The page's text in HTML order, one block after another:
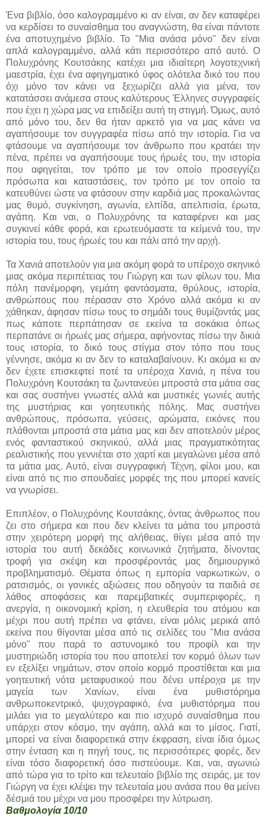
Ένα βιβλίο, όσο καλογραμμένο κι αν είναι, αν δεν καταφέρει
να κερδίσει το συναίσθημα του αναγνώστη, θα είναι πάντοτε
ένα αποτυχημένο βιβλίο. Το "Μια ανάσα μόνο" δεν είναι
απλά καλογραμμένο, αλλά κάτι περισσότερο από αυτό. Ο
Πολυχρόνης Κουτσάκης κατέχει μια ιδιαίτερη λογοτεχνική
μαεστρία, έχει ένα αφηγηματικό ύφος ολότελα δικό του που
όχι μόνο τον κάνει να ξεχωρίζει αλλά για μένα, τον
κατατάσσει ανάμεσα στους καλύτερους Έλληνες συγγραφείς
που έχει η χώρα μας να επιδείξει αυτή τη στιγμή. Όμως, αυτό
από μόνο του, δεν θα ήταν αρκετό για να μας κάνει να
αγαπήσουμε τον συγγραφέα πίσω από την ιστορία. Για να
φτάσουμε να αγαπήσουμε τον άνθρωπο που κρατάει την
πένα, πρέπει να αγαπήσουμε τους ήρωές του, την ιστορία
που αφηγείται, τον τρόπο με τον οποίο προσεγγίζει
πρόσωπα και καταστάσεις, τον τρόπο με τον οποίο τα
κατευθύνει ώστε να φτάσουν στην καρδιά μας προκαλώντας
μας θυμό, συγκίνηση, αγωνία, ελπίδα, απελπισία, έρωτα,
αγάπη. Και ναι, ο Πολυχρόνης τα καταφέρνει και μας
συγκινεί κάθε φορά, και ερωτευόμαστε τα κείμενά του, την
ιστορία του, τους ήρωές του και πάλι από την αρχή.
Τα Χανιά αποτελούν για μια ακόμη φορά το υπέροχο σκηνικό
μιας ακόμα περιπέτειας του Γιώργη και των φίλων του. Μια
πόλη πανέμορφη, γεμάτη φαντάσματα, θρύλους, ιστορία,
ανθρώπους που πέρασαν στο Χρόνο αλλά ακόμα κι αν
χάθηκαν, άφησαν πίσω τους το σημάδι τους θυμίζοντάς μας
πως κάποτε περπάτησαν σε εκείνα τα σοκάκια όπως
περπατάνε οι ήρωές μας σήμερα, αφήνοντας πίσω την δικιά
τους ιστορία, το δικό τους στίγμα στον τόπο που τους
γέννησε, ακόμα κι αν δεν το καταλαβαίνουν. Κι ακόμα κι αν
δεν έχετε επισκεφτεί ποτέ τα υπέροχα Χανιά, η πένα του
Πολυχρόνη Κουτσάκη τα ζωντανεύει μπροστά στα μάτια σας
και σας συστήνει γνωστές αλλά και μυστικές γωνιές αυτής
της μυστήριας και γοητευτικής πόλης. Μας συστήνει
ανθρώπους, πρόσωπα, γεύσεις, αρώματα, εικόνες που
πλάθονται μπροστά στα μάτια μας και δεν αποτελούν μέρος
ενός φανταστικού σκηνικού, αλλά μιας πραγματικότητας
ρεαλιστικής που γεννιέται στο χαρτί και μεγαλώνει μέσα από
τα μάτια μας. Αυτό, είναι συγγραφική Τέχνη, φίλοι μου, και
είναι από τις πιο σπουδαίες μορφές της που μπορεί κανείς
να γνωρίσει.
Επιπλέον, ο Πολυχρόνης Κουτσάκης, όντας άνθρωπος που
ζει στο σήμερα και που δεν κλείνει τα μάτια του μπροστά
στην χειρότερη μορφή της αλήθειας, θίγει μέσα από την
ιστορία του αυτή δεκάδες κοινωνικά ζητήματα, δίνοντας
τροφή για σκέψη και προσφέροντάς μας δημιουργικό
προβληματισμό. Θέματα όπως η εμπορία ναρκωτικών, ο
ρατσισμός, οι γονικές αξιώσεις που οδηγούν τα παιδιά σε
λάθος αποφάσεις και παρεμβατικές συμπεριφορές, η
ανεργία, η οικονομική κρίση, η ελευθερία του ατόμου και
μέχρι που αυτή πρέπει να φτάνει, είναι μόλις μερικά από
εκείνα που θίγονται μέσα από τις σελίδες του "Μια ανάσα
μόνο" που παρά το αστυνομικό του προφίλ και την
μυστηριώδη ιστορία του που αποτελεί τον κορμό όλων των
εν εξελίξει νημάτων, στον οποίο κορμό προστίθεται και μια
γοητευτική νότα μεταφυσικού που δένει υπέροχα με την
μαγεία των Χανίων, είναι ένα μυθιστόρημα
ανθρωποκεντρικό, ψυχογραφικό, ένα μυθιστόρημα που
μιλάει για το μεγαλύτερο και πιο ισχυρό συναίσθημα που
υπάρχει στον κόσμο, την αγάπη, αλλά και το μίσος. Γιατί,
μπορεί να είναι διαφορετικά στην έκφραση, είναι ίδια όμως
στην ένταση και η πηγή τους, τις περισσότερες φορές, δεν
είναι τόσο διαφορετική όσο πιστεύουμε. Και, ναι, αγωνιώ
από τώρα για το τρίτο και τελευταίο βιβλίο της σειράς, με τον
Γιώργη να έχει κλέψει την τελευταία μου ανάσα που θα μείνει
δέσμιά του μέχρι να μου προσφέρει την λύτρωση.
Βαθμολογία 10/10